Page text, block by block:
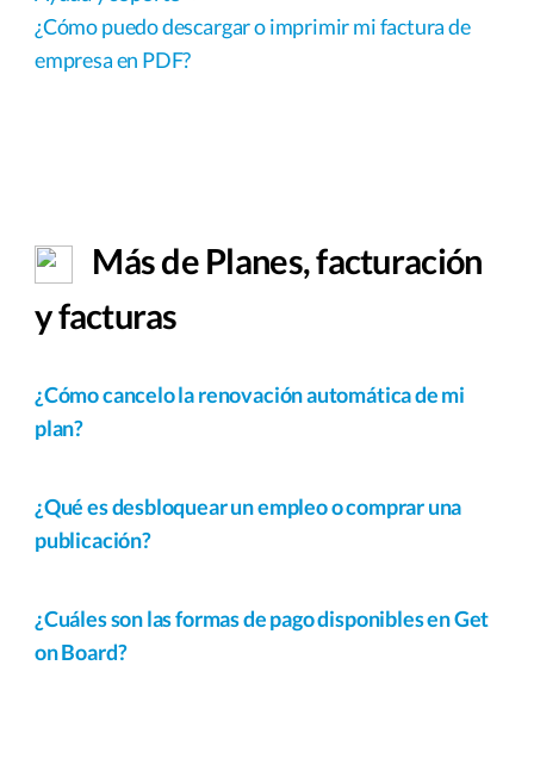
¿Cómo puedo descargar o imprimir mi factura de
empresa en PDF?
Más de Planes, facturación
y facturas
¿Cómo cancelo la renovación automática de mi
plan?
¿Qué es desbloquear un empleo o comprar una
publicación?
¿Cuáles son las formas de pago disponibles en Get
on Board?